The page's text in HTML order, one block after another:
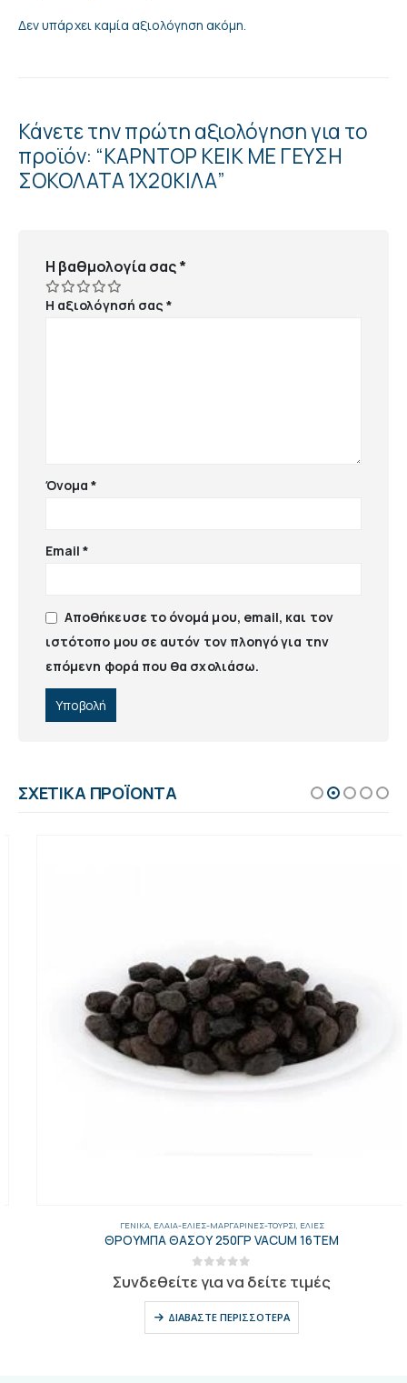
Δεν υπάρχει καμία αξιολόγηση ακόμη.
Κάνετε την πρώτη αξιολόγηση για το
προϊόν: “ΚΑΡΝΤΟΡ ΚΕΙΚ ΜΕ ΓΕΥΣΗ
ΣΟΚΟΛΑΤΑ 1Χ20ΚΙΛΑ”
Η βαθμολογία σας*
Η αξιολόγησή σας*
Όνομα*
Email*
Αποθήκευσε το όνομά μου, email, και τον
ιστότοπο μου σε αυτόν τον πλοηγό για την
επόμενη φορά που θα σχολιάσω.
ΣΧΕΤΙΚΆ ΠΡΟΪΌΝΤΑ
ΓΕΝΙΚΑ,ΈΛΑΙΑ-ΕΛΙΈΣ-ΜΑΡΓΑΡΊΝΕΣ-ΤΟΥΡΣΊ,ΕΛΙΈΣ
ΘΡΟΥΜΠΑ ΘΑΣΟΥ 250ΓΡ VACUM 16ΤΕΜ
0
Συνδεθείτε για να δείτε τιμές
ΔΙΑΒΆΣΤΕ ΠΕΡΙΣΣΌΤΕΡΑ